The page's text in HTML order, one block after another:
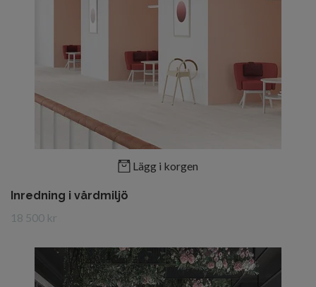
Lägg i korgen
Inredning i vårdmiljö
18 500 kr